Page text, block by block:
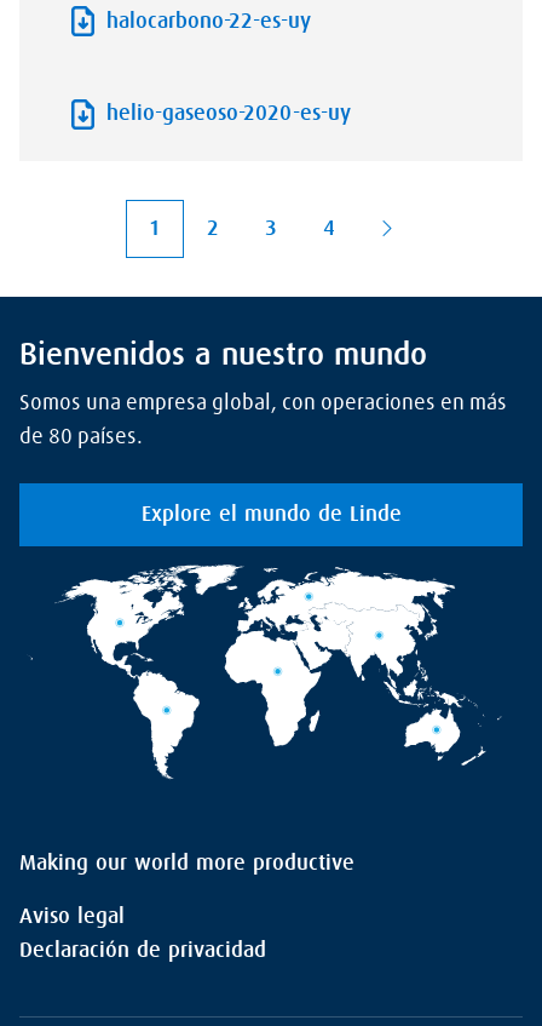
halocarbono-22-es-uy
helio-gaseoso-2020-es-uy
1 2 3 4
Bienvenidos a nuestro mundo
Somos una empresa global, con operaciones en más
de 80 países.
Explore el mundo de Linde
Making our world more productive
Aviso legal
Declaración de privacidad